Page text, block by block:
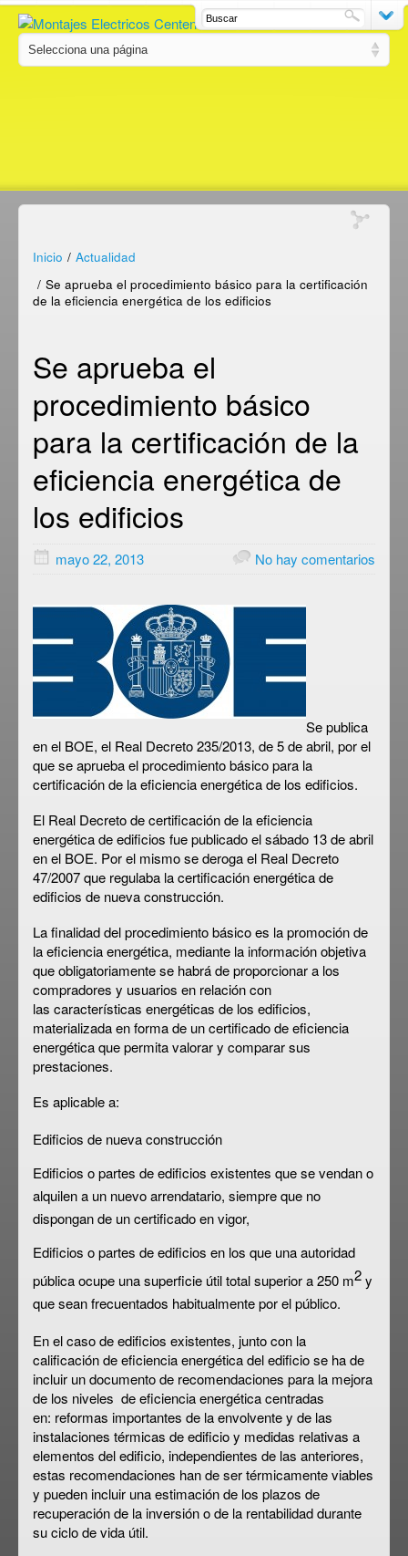
Inicio / Actualidad
/ Se aprueba el procedimiento básico para la certificación
de la eficiencia energética de los edificios
Se aprueba el
procedimiento básico
para la certificación de la
eficiencia energética de
los edificios
mayo 22, 2013 No hay comentarios
Se publica
en el BOE, el Real Decreto 235/2013, de 5 de abril, por el
que se aprueba el procedimiento básico para la
certificación de la eficiencia energética de los edificios.
El Real Decreto de certificación de la eficiencia
energética de edificios fue publicado el sábado 13 de abril
en el BOE. Por el mismo se deroga el Real Decreto
47/2007 que regulaba la certificación energética de
edificios de nueva construcción.
La finalidad del procedimiento básico es la promoción de
la eficiencia energética, mediante la información objetiva
que obligatoriamente se habrá de proporcionar a los
compradores y usuarios en relación con
las características energéticas de los edificios,
materializada en forma de un certificado de eficiencia
energética que permita valorar y comparar sus
prestaciones.
Es aplicable a:
Edificios de nueva construcción
Edificios o partes deedificios existentes que se vendan o
alquilen a un nuevo arrendatario, siempre que no
dispongan de un certificado en vigor,
Edificios o partes de edificios en los que una autoridad
pública ocupe una superficie útil total superior a 250 m2y
que sean frecuentados habitualmente por el público.
En el caso de edificios existentes, junto con la
calificación de eficiencia energética del edificio se ha de
incluir un documento de recomendaciones para la mejora
de los niveles de eficiencia energética centradas
en: reformas importantes de la envolventey de las
instalaciones térmicas de edificio y medidas relativas a
elementos del edificio, independientes de las anteriores,
estas recomendaciones han de ser térmicamente viables
y pueden incluir una estimación de los plazos de
recuperación de la inversión o de la rentabilidad durante
su ciclo de vida útil.